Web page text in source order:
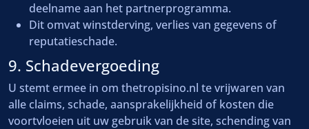
deelname aan het partnerprogramma.
Dit omvat winstderving, verlies van gegevens of
reputatieschade.
9. Schadevergoeding
U stemt ermee in om thetropisino.nl te vrijwaren van
alle claims, schade, aansprakelijkheid of kosten die
voortvloeien uit uw gebruik van de site, schending van